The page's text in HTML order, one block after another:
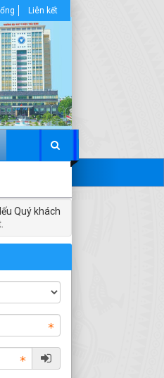
Liên kết
Quý khách